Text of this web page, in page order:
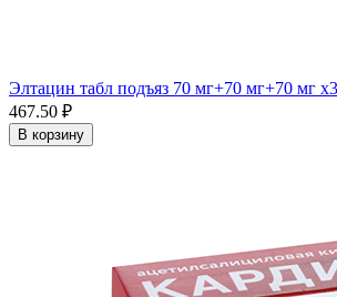
Элтацин табл подъяз 70 мг+70 мг+70 мг
467.50 ₽
В корзину